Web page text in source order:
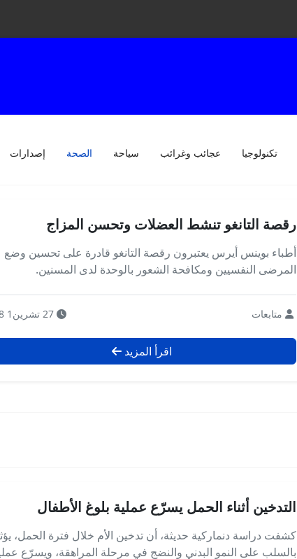
تكنولوجيا عجائب وغرائب سياحة الصحة إصدارات
رقصة التانغو تنشط العضلات وتحسن المزاج
أطباء بوينس أيرس يعتبرون رقصة التانغو قادرة على تحسين وضع
المرضى النفسيين ومكافحة الشعور بالوحدة لدى المسنين.
متابعات
اقرأ المزيد
التدخين أثناء الحمل يسرّع عملية بلوغ الأطفال
كشفت دراسة دنماركية حديثة، أن تدخين الأم خلال فترة الحمل،
بالسلب على النمو البدني والنضج في مرحلة المراهقة، ويسرّع